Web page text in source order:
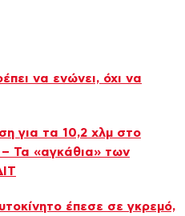
να ενώνει, όχι να
για τα 10,2 χλμ στο
Τα «αγκάθια» των
έπεσε σε γκρεμό,